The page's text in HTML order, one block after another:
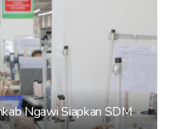
Ngawi Siapkan SDM